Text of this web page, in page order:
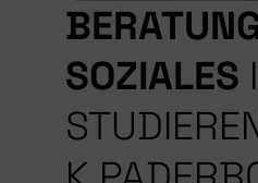
SOZIALES